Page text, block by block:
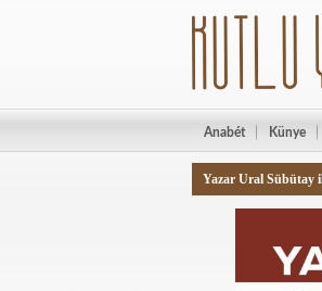
Anabét Künye
Yazar Ural Sübütay